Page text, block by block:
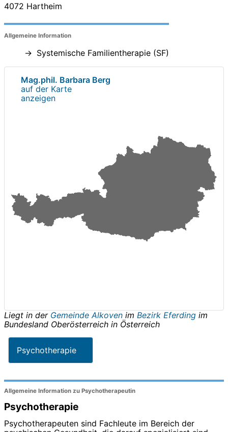
4072 Hartheim
Allgemeine Information
Systemische Familientherapie (SF)
Mag.phil. Barbara Berg
auf der Karte
anzeigen
Liegt in der Gemeinde Alkoven im Bezirk Eferding im
Bundesland Oberösterreich in Österreich
Psychotherapie
Allgemeine Information zu Psychotherapeutin
Psychotherapie
Psychotherapeuten sind Fachleute im Bereich der